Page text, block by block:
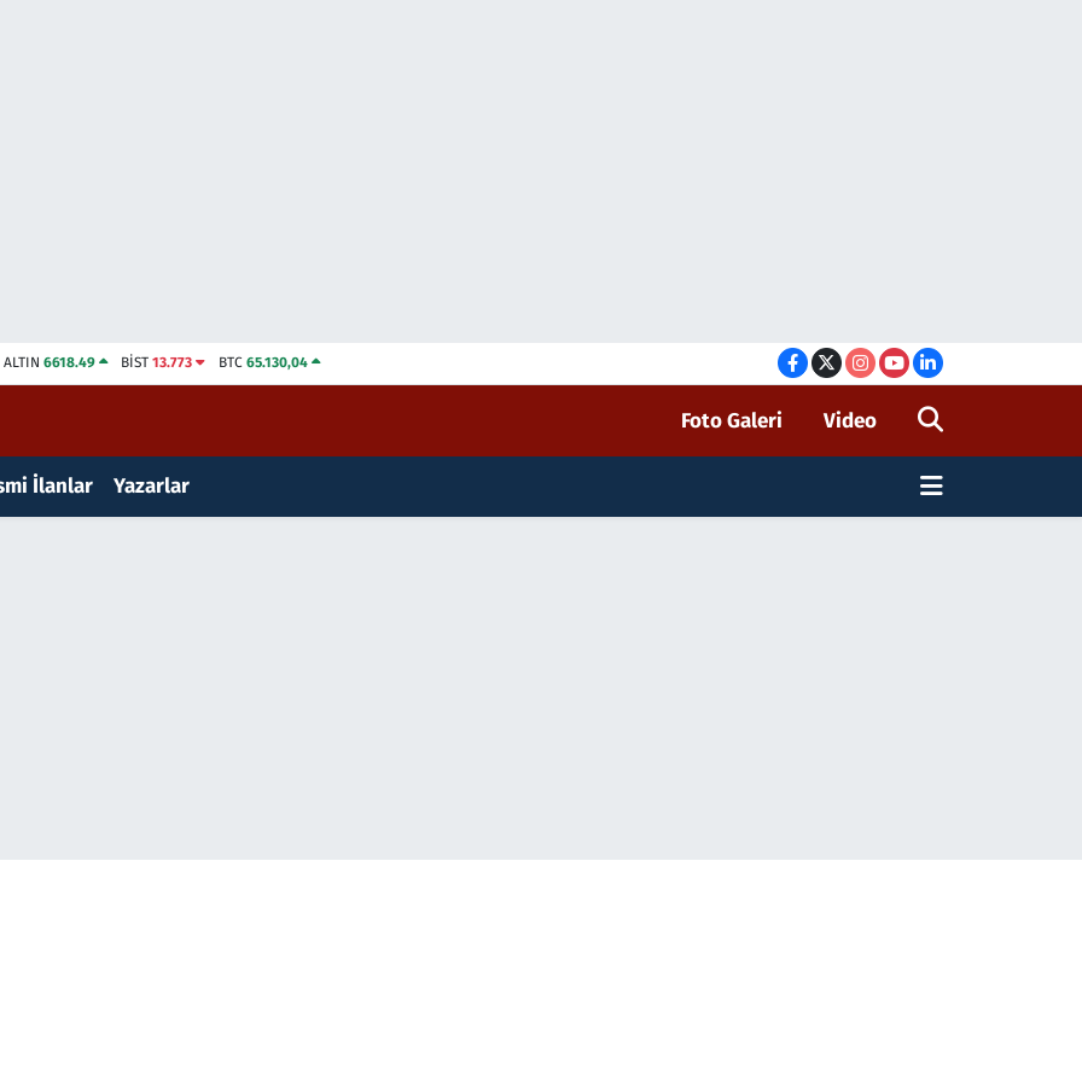
ALTIN 6618.49 BİST13.773 BTC 65.130,04
Foto Galeri Video
İlanlar Yazarlar